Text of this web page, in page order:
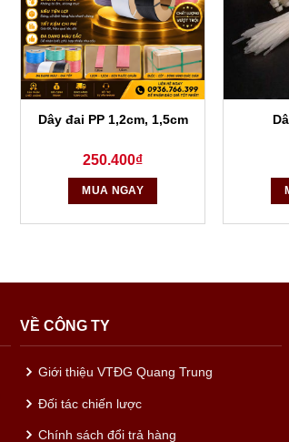
Dây đai PP 1,2cm, 1,5cm
250.400₫
MUA NGAY
VỀ CÔNG TY
Giới thiệu VTĐG Quang Trung
Đối tác chiến lược
Chính sách đổi trả hàng